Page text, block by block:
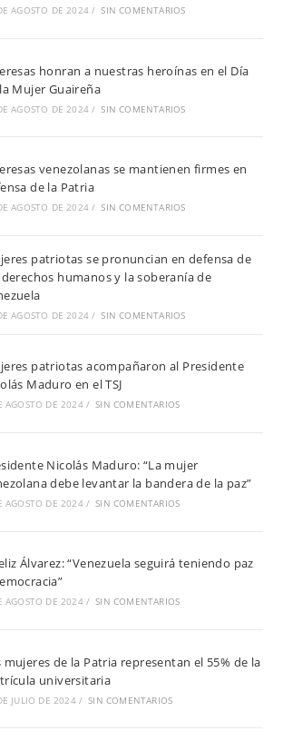
AGOSTO DE 2024 / SIN COMENTARIOS
honran a nuestras heroínas en el Día
Mujer Guaireña
AGOSTO DE 2024 / SIN COMENTARIOS
venezolanas se mantienen firmes en
de la Patria
AGOSTO DE 2024 / SIN COMENTARIOS
patriotas se pronuncian en defensa de
humanos y la soberanía de
AGOSTO DE 2024 / SIN COMENTARIOS
patriotas acompañaron al Presidente
Maduro en el TSJ
AGOSTO DE 2024 / SIN COMENTARIOS
Nicolás Maduro: “La mujer
debe levantar la bandera de la paz”
AGOSTO DE 2024 / SIN COMENTARIOS
Álvarez: “Venezuela seguirá teniendo paz
AGOSTO DE 2024 / SIN COMENTARIOS
mujeres de la Patria representan el 55% de la
universitaria
JULIO DE 2024 / SIN COMENTARIOS